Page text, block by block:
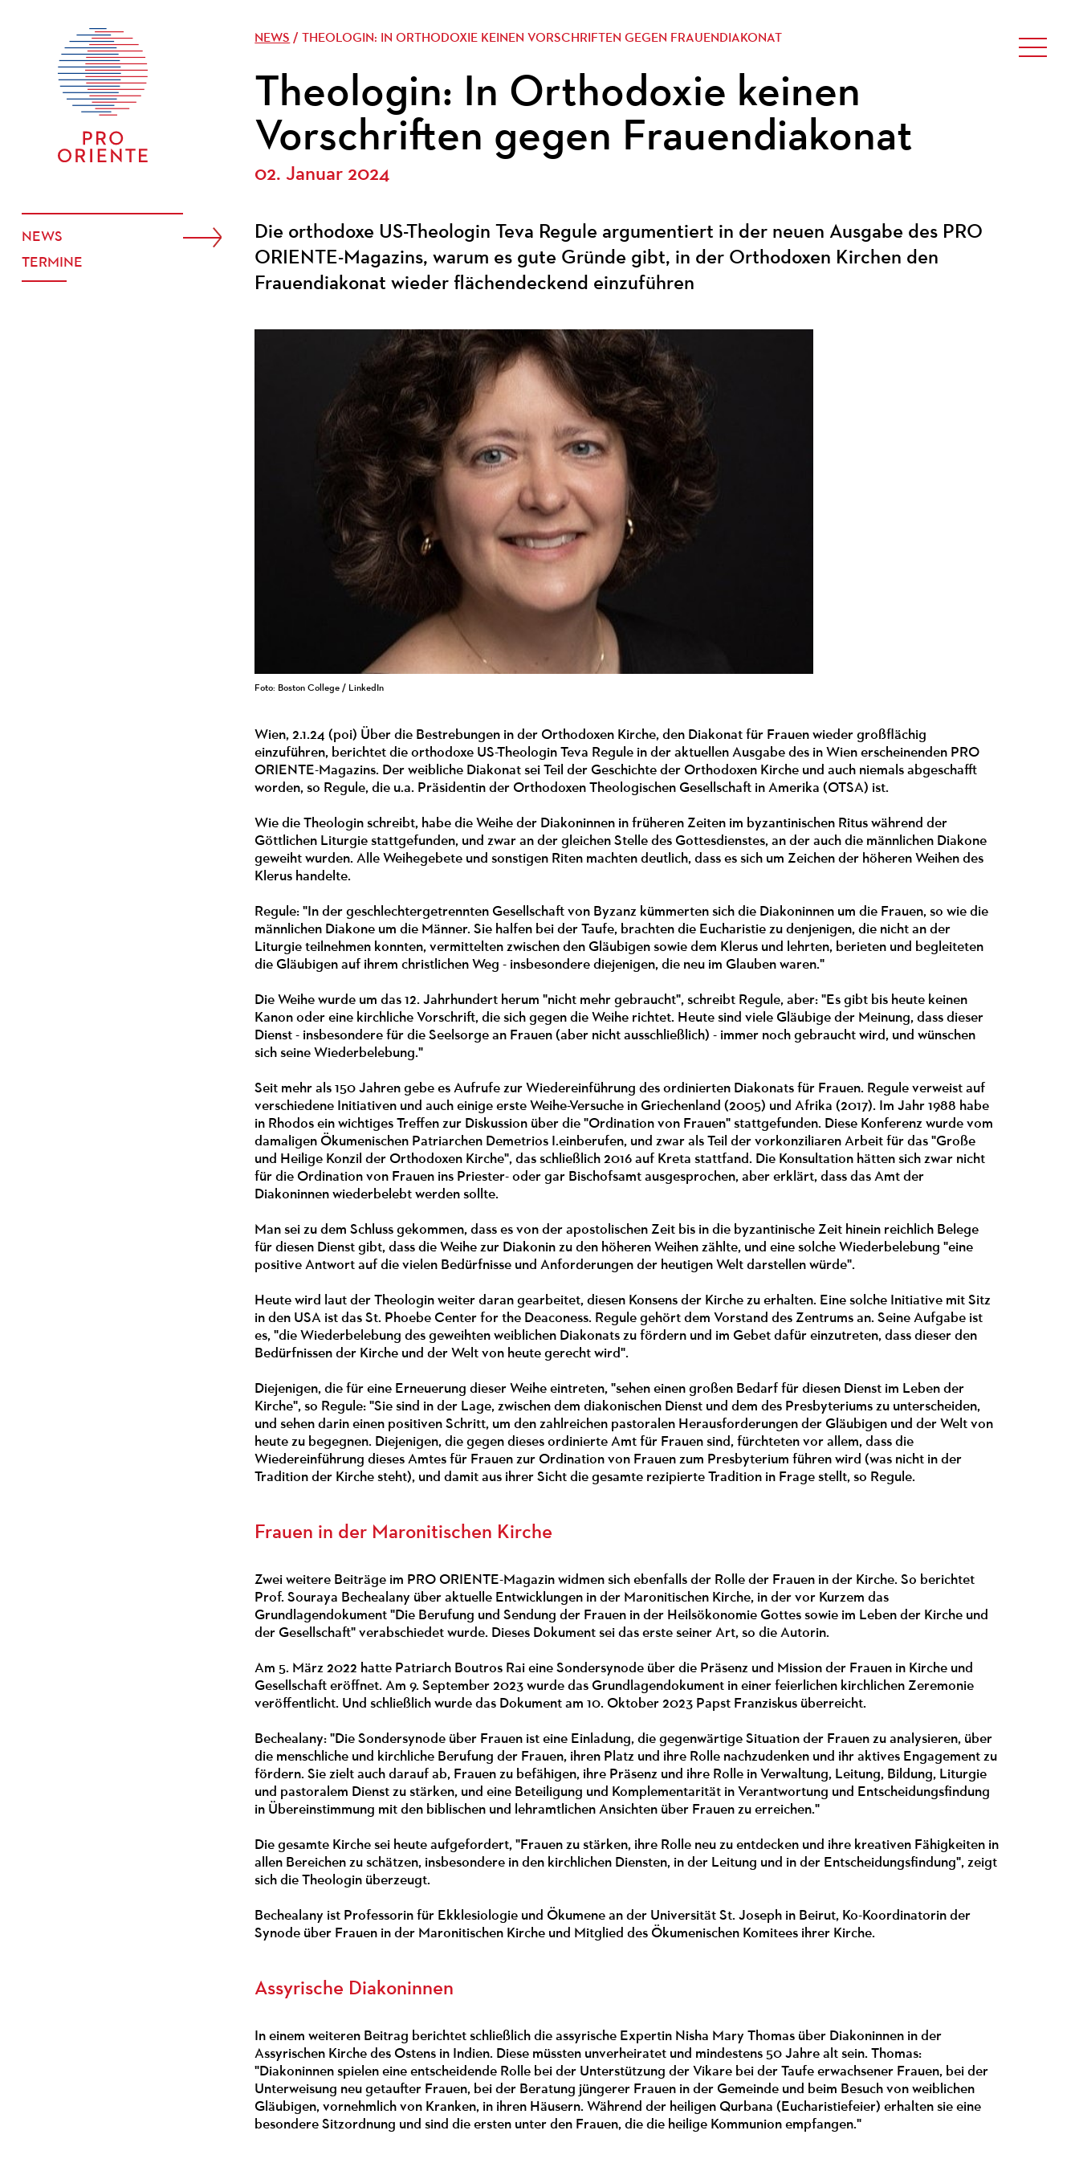
NEWS
TERMINE
NEWS / THEOLOGIN: IN ORTHODOXIE KEINEN VORSCHRIFTEN GEGEN FRAUENDIAKONAT
Theologin: In Orthodoxie keinen
Vorschriften gegen Frauendiakonat
02. Januar 2024
Die orthodoxe US-Theologin Teva Regule argumentiert in der neuen Ausgabe des PRO
ORIENTE-Magazins, warum es gute Gründe gibt, in der Orthodoxen Kirchen den
Frauendiakonat wieder flächendeckend einzuführen
Foto: Boston College / LinkedIn
Wien, 2.1.24 (poi) Über die Bestrebungen in der Orthodoxen Kirche, den Diakonat für Frauen wieder großflächig
einzuführen, berichtet die orthodoxe US-Theologin Teva Regule in der aktuellen Ausgabe des in Wien erscheinenden PRO
ORIENTE-Magazins. Der weibliche Diakonat sei Teil der Geschichte der Orthodoxen Kirche und auch niemals abgeschafft
worden, so Regule, die u.a. Präsidentin der Orthodoxen Theologischen Gesellschaft in Amerika (OTSA) ist.
Wie die Theologin schreibt, habe die Weihe der Diakoninnen in früheren Zeiten im byzantinischen Ritus während der
Göttlichen Liturgie stattgefunden, und zwar an der gleichen Stelle des Gottesdienstes, an der auch die männlichen Diakone
geweiht wurden. Alle Weihegebete und sonstigen Riten machten deutlich, dass es sich um Zeichen der höheren Weihen des
Klerus handelte.
Regule: "In der geschlechtergetrennten Gesellschaft von Byzanz kümmerten sich die Diakoninnen um die Frauen, so wie die
männlichen Diakone um die Männer. Sie halfen bei der Taufe, brachten die Eucharistie zu denjenigen, die nicht an der
Liturgie teilnehmen konnten, vermittelten zwischen den Gläubigen sowie dem Klerus und lehrten, berieten und begleiteten
die Gläubigen auf ihrem christlichen Weg - insbesondere diejenigen, die neu im Glauben waren."
Die Weihe wurde um das 12. Jahrhundert herum "nicht mehr gebraucht", schreibt Regule, aber: "Es gibt bis heute keinen
Kanon oder eine kirchliche Vorschrift, die sich gegen die Weihe richtet. Heute sind viele Gläubige der Meinung, dass dieser
Dienst - insbesondere für die Seelsorge an Frauen (aber nicht ausschließlich) - immer noch gebraucht wird, und wünschen
sich seine Wiederbelebung."
Seit mehr als 150 Jahren gebe es Aufrufe zur Wiedereinführung des ordinierten Diakonats für Frauen. Regule verweist auf
verschiedene Initiativen und auch einige erste Weihe-Versuche in Griechenland (2005) und Afrika (2017). Im Jahr 1988 habe
in Rhodos ein wichtiges Treffen zur Diskussion über die "Ordination von Frauen" stattgefunden. Diese Konferenz wurde vom
damaligen Ökumenischen Patriarchen Demetrios I.einberufen, und zwar als Teil der vorkonziliaren Arbeit für das "Große
und Heilige Konzil der Orthodoxen Kirche", das schließlich 2016 auf Kreta stattfand. Die Konsultation hätten sich zwar nicht
für die Ordination von Frauen ins Priester- oder gar Bischofsamt ausgesprochen, aber erklärt, dass das Amt der
Diakoninnen wiederbelebt werden sollte.
Man sei zu dem Schluss gekommen, dass es von der apostolischen Zeit bis in die byzantinische Zeit hinein reichlich Belege
für diesen Dienst gibt, dass die Weihe zur Diakonin zu den höheren Weihen zählte, und eine solche Wiederbelebung "eine
positive Antwort auf die vielen Bedürfnisse und Anforderungen der heutigen Welt darstellen würde".
Heute wird laut der Theologin weiter daran gearbeitet, diesen Konsens der Kirche zu erhalten. Eine solche Initiative mit Sitz
in den USA ist das St. Phoebe Center for the Deaconess. Regule gehört dem Vorstand des Zentrums an. Seine Aufgabe ist
es, "die Wiederbelebung des geweihten weiblichen Diakonats zu fördern und im Gebet dafür einzutreten, dass dieser den
Bedürfnissen der Kirche und der Welt von heute gerecht wird".
Diejenigen, die für eine Erneuerung dieser Weihe eintreten, "sehen einen großen Bedarf für diesen Dienst im Leben der
Kirche", so Regule: "Sie sind in der Lage, zwischen dem diakonischen Dienst und dem des Presbyteriums zu unterscheiden,
und sehen darin einen positiven Schritt, um den zahlreichen pastoralen Herausforderungen der Gläubigen und der Welt von
heute zu begegnen. Diejenigen, die gegen dieses ordinierte Amt für Frauen sind, fürchteten vor allem, dass die
Wiedereinführung dieses Amtes für Frauen zur Ordination von Frauen zum Presbyterium führen wird (was nicht in der
Tradition der Kirche steht), und damit aus ihrer Sicht die gesamte rezipierte Tradition in Frage stellt, so Regule.
Frauen in der Maronitischen Kirche
Zwei weitere Beiträge im PRO ORIENTE-Magazin widmen sich ebenfalls der Rolle der Frauen in der Kirche. So berichtet
Prof. Souraya Bechealany über aktuelle Entwicklungen in der Maronitischen Kirche, in der vor Kurzem das
Grundlagendokument "Die Berufung und Sendung der Frauen in der Heilsökonomie Gottes sowie im Leben der Kirche und
der Gesellschaft" verabschiedet wurde. Dieses Dokument sei das erste seiner Art, so die Autorin.
Am 5. März 2022 hatte Patriarch Boutros Rai eine Sondersynode über die Präsenz und Mission der Frauen in Kirche und
Gesellschaft eröffnet. Am 9. September 2023 wurde das Grundlagendokument in einer feierlichen kirchlichen Zeremonie
veröffentlicht. Und schließlich wurde das Dokument am 10. Oktober 2023 Papst Franziskus überreicht.
Bechealany: "Die Sondersynode über Frauen ist eine Einladung, die gegenwärtige Situation der Frauen zu analysieren, über
die menschliche und kirchliche Berufung der Frauen, ihren Platz und ihre Rolle nachzudenken und ihr aktives Engagement zu
fördern. Sie zielt auch darauf ab, Frauen zu befähigen, ihre Präsenz und ihre Rolle in Verwaltung, Leitung, Bildung, Liturgie
und pastoralem Dienst zu stärken, und eine Beteiligung und Komplementarität in Verantwortung und Entscheidungsfindung
in Übereinstimmung mit den biblischen und lehramtlichen Ansichten über Frauen zu erreichen."
Die gesamte Kirche sei heute aufgefordert, "Frauen zu stärken, ihre Rolle neu zu entdecken und ihre kreativen Fähigkeiten in
allen Bereichen zu schätzen, insbesondere in den kirchlichen Diensten, in der Leitung und in der Entscheidungsfindung", zeigt
sich die Theologin überzeugt.
Bechealany ist Professorin für Ekklesiologie und Ökumene an der Universität St. Joseph in Beirut, Ko-Koordinatorin der
Synode über Frauen in der Maronitischen Kirche und Mitglied des Ökumenischen Komitees ihrer Kirche.
Assyrische Diakoninnen
In einem weiteren Beitrag berichtet schließlich die assyrische Expertin Nisha Mary Thomas über Diakoninnen in der
Assyrischen Kirche des Ostens in Indien. Diese müssten unverheiratet und mindestens 50 Jahre alt sein. Thomas:
"Diakoninnen spielen eine entscheidende Rolle bei der Unterstützung der Vikare bei der Taufe erwachsener Frauen, bei der
Unterweisung neu getaufter Frauen, bei der Beratung jüngerer Frauen in der Gemeinde und beim Besuch von weiblichen
Gläubigen, vornehmlich von Kranken, in ihren Häusern. Während der heiligen Qurbana (Eucharistiefeier) erhalten sie eine
besondere Sitzordnung und sind die ersten unter den Frauen, die die heilige Kommunion empfangen."